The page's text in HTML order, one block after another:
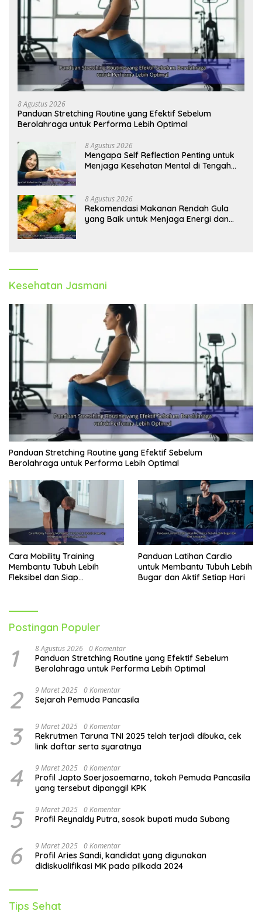
8 Agustus 2026
Panduan Stretching Routine yang Efektif Sebelum
Berolahraga untuk Performa Lebih Optimal
8 Agustus 2026
Mengapa Self Reflection Penting untuk
Menjaga Kesehatan Mental di Tengah
8 Agustus 2026
Rekomendasi Makanan Rendah Gula
yang Baik untuk Menjaga Energi dan
Kesehatan Jasmani
Panduan Stretching Routine yang Efektif Sebelum
Berolahraga untuk Performa Lebih Optimal
Cara Mobility Training
Membantu Tubuh Lebih
Fleksibel dan Siap
Panduan Latihan Cardio
untuk Membantu Tubuh Lebih
Bugar dan Aktif Setiap Hari
Postingan Populer
1 8 Agustus 2026 0 Komentar
Panduan Stretching Routine yang Efektif Sebelum
Berolahraga untuk Performa Lebih Optimal
2 9 Maret 2025 0 Komentar
Sejarah Pemuda Pancasila
3 9 Maret 2025 0 Komentar
Rekrutmen Taruna TNI 2025 telah terjadi dibuka, cek
link daftar serta syaratnya
4 9 Maret 2025 0 Komentar
Profil Japto Soerjosoemarno, tokoh Pemuda Pancasila
yang tersebut dipanggil KPK
5 9 Maret 2025 0 Komentar
Profil Reynaldy Putra, sosok bupati muda Subang
6 9 Maret 2025 0 Komentar
Profil Aries Sandi, kandidat yang digunakan
didiskualifikasi MK pada pilkada 2024
Tips Sehat